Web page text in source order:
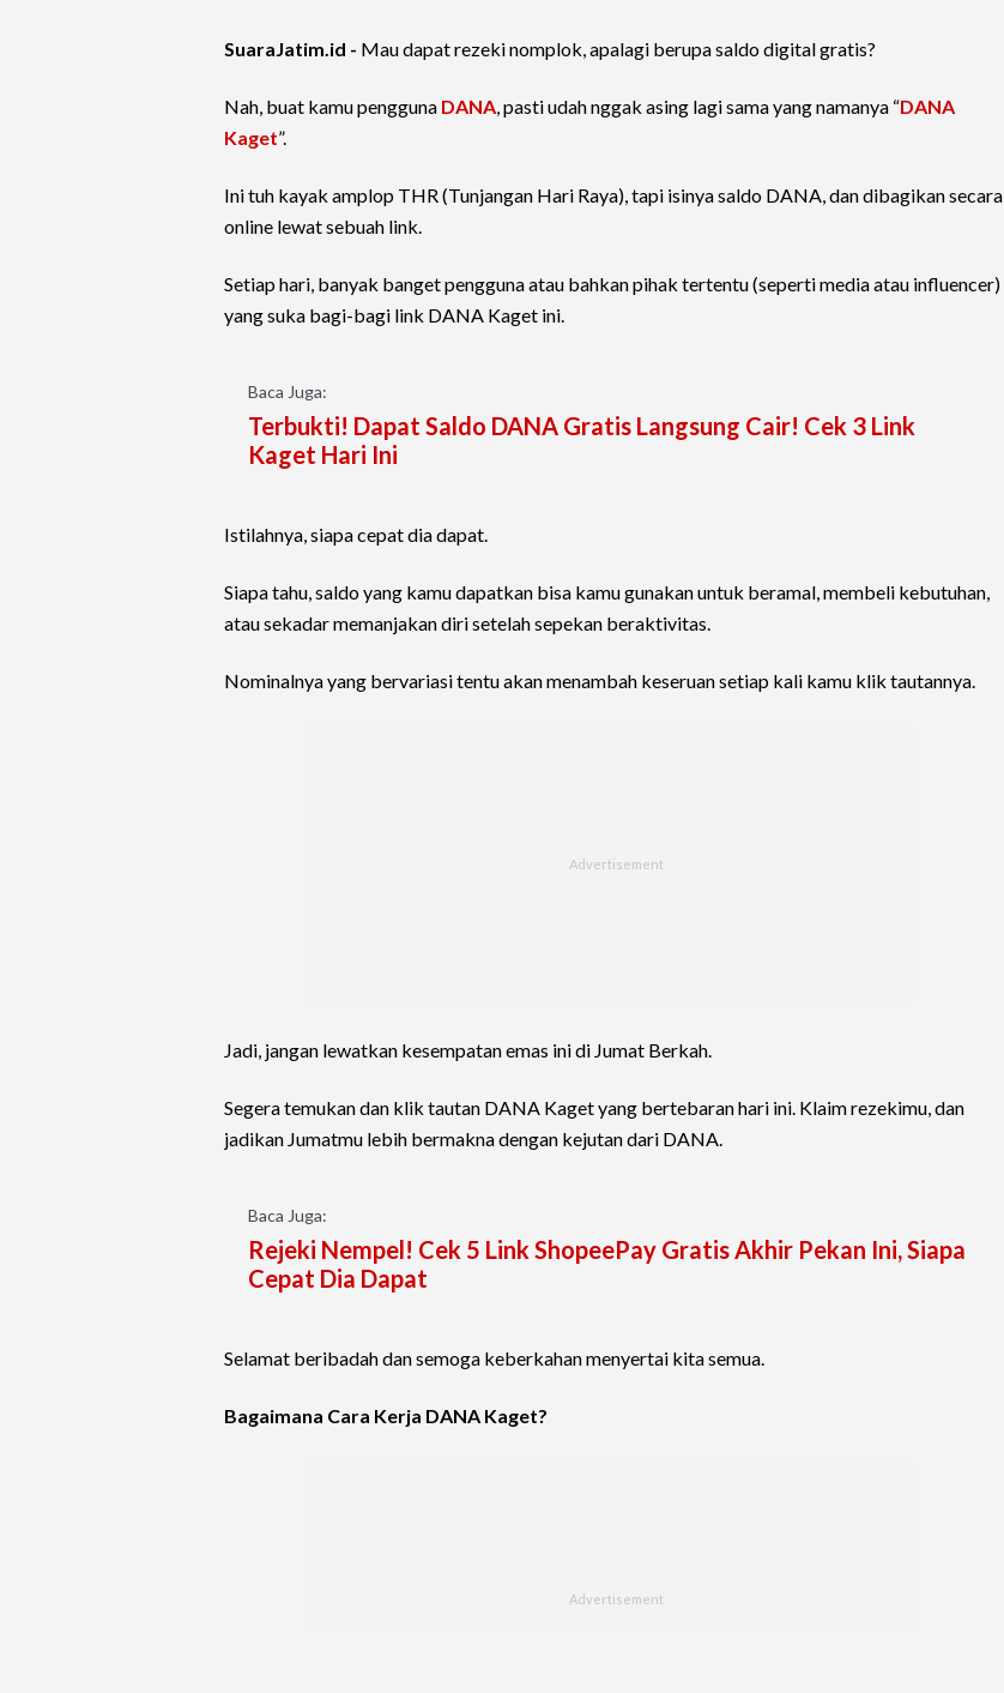
SuaraJatim.id - Mau dapat rezeki nomplok, apalagi berupa saldo digital gratis?
Nah, buat kamu pengguna DANA, pasti udah nggak asing lagi sama yang namanya “DANA
Kaget”.
Ini tuh kayak amplop THR (Tunjangan Hari Raya), tapi isinya saldo DANA, dan dibagikan secara
online lewat sebuah link.
Setiap hari, banyak banget pengguna atau bahkan pihak tertentu (seperti media atau influencer)
yang suka bagi-bagi link DANA Kaget ini.
Baca Juga:
Terbukti! Dapat Saldo DANA Gratis Langsung Cair! Cek 3 Link
Kaget Hari Ini
Istilahnya, siapa cepat dia dapat.
Siapa tahu, saldo yang kamu dapatkan bisa kamu gunakan untuk beramal, membeli kebutuhan,
atau sekadar memanjakan diri setelah sepekan beraktivitas.
Nominalnya yang bervariasi tentu akan menambah keseruan setiap kali kamu klik tautannya.
Jadi, jangan lewatkan kesempatan emas ini di Jumat Berkah.
Segera temukan dan klik tautan DANA Kaget yang bertebaran hari ini. Klaim rezekimu, dan
jadikan Jumatmu lebih bermakna dengan kejutan dari DANA.
Baca Juga:
Rejeki Nempel! Cek 5 Link ShopeePay Gratis Akhir Pekan Ini, Siapa
Cepat Dia Dapat
Selamat beribadah dan semoga keberkahan menyertai kita semua.
Bagaimana Cara Kerja DANA Kaget?